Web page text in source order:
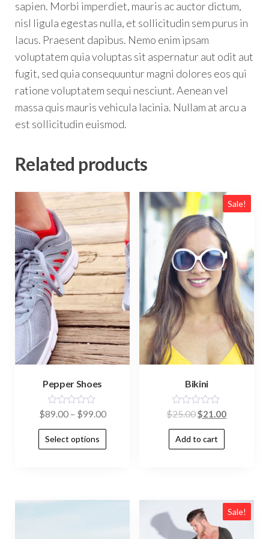
sapien. Morbi imperdiet, mauris ac auctor dictum,
nisl ligula egestas nulla, et sollicitudin sem purus in
lacus. Praesent dapibus. Nemo enim ipsam
voluptatem quia voluptas sit aspernatur aut odit aut
fugit, sed quia consequuntur magni dolores eos qui
ratione voluptatem sequi nesciunt. Aenean vel
massa quis mauris vehicula lacinia. Nullam at arcu a
est sollicitudin euismod.
Related products
Pepper Shoes
R
t
e
d
f
$89.00– $99.00
Select options
Sale!
Bikini
R
t
e
d
$25.00$21.00
Add to cart
Sale!